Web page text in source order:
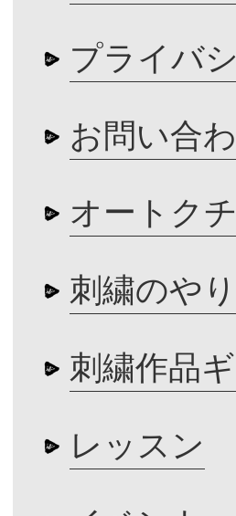
プライバ
お問い合
オートク
刺繍のや
刺繍作品
レッスン